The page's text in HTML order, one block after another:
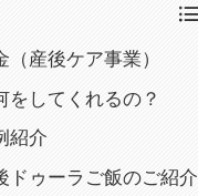
産後ケア事業）
をしてくれるの？
紹介
ドゥーラご飯のご紹介